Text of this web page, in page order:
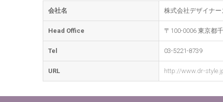
会社名 株式会社デザイナ
Head Office 〒100-0006 東京都
Tel 03-5221-8739
URL http://www.dr-